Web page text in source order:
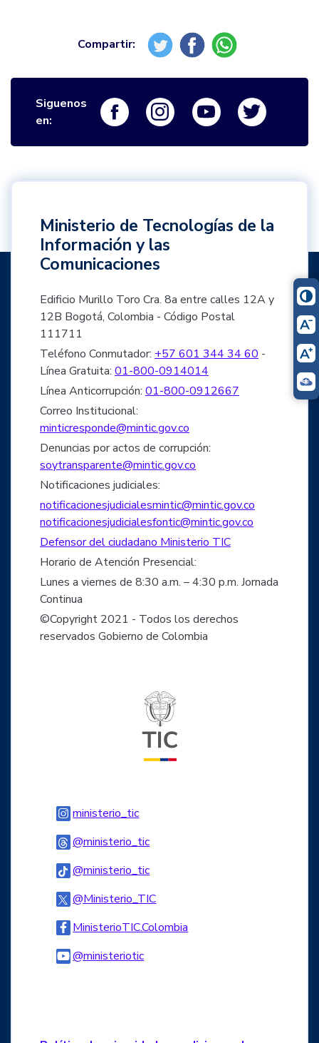
Siguenos
en:
Logo FacebookLogo InstagramLogo Youtube
Ministerio de Tecnologías de la
Información y las
Comunicaciones
Edificio Murillo Toro Cra. 8a entre calles 12A y
12B Bogotá, Colombia - Código Postal
111711
Teléfono Conmutador: +57 601 344 34 60 -
Línea Gratuita: 01-800-0914014
Línea Anticorrupción: 01-800-0912667
Correo Institucional:
minticresponde@mintic.gov.co
Denuncias por actos de corrupción:
soytransparente@mintic.gov.co
Notificaciones judiciales:
notificacionesjudicialesmintic@mintic.gov.co
notificacionesjudicialesfontic@mintic.gov.co
Defensor del ciudadano Ministerio TIC
Horario de Atención Presencial:
Lunes a viernes de 8:30 a.m. – 4:30 p.m. Jornada
Continua
©Copyright 2021 - Todos los derechos
reservados Gobierno de Colombia
ministerio_ticLogo Instagram
@ministerio_ticLogo Threads
@ministerio_ticLogo Tiktok
@Ministerio_TICLogo Twitter
MinisterioTIC.Colombia
@ministerioticLogo Youtube